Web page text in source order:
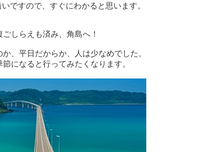
ですので、すぐにわかると思います。
ごしらえも済み、角島へ！
、平日だからか、人は少なめでした。
になると行ってみたくなります。